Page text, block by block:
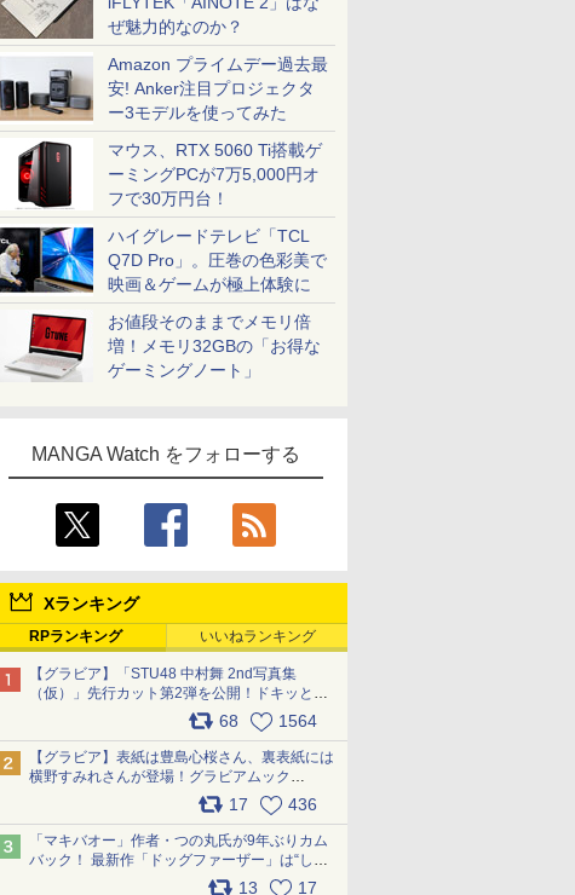
ぜ魅力的なのか？
Amazon プライムデー過去最
安! Anker注目プロジェクタ
ー3モデルを使ってみた
マウス、RTX 5060 Ti搭載ゲ
ーミングPCが7万5,000円オ
フで30万円台！
ハイグレードテレビ「TCL
Q7D Pro」。圧巻の色彩美で
映画＆ゲームが極上体験に
お値段そのままでメモリ倍
増！メモリ32GBの「お得な
ゲーミングノート」
MANGA Watch をフォローする
Xランキング
RPランキング いいねランキング
【グラビア】「STU48 中村舞 2nd写真集
（仮）」先行カット第2弾を公開！ドキッとす
るランジェリーカットなど新たな挑戦
68 1564
【グラビア】表紙は豊島心桜さん、裏表紙には
横野すみれさんが登場！グラビアムック
「PARADE」2026夏号が本日発売
17 436
「マキバオー」作者・つの丸氏が9年ぶりカム
バック！ 最新作「ドッグファーザー」は“しゃ
べらない動物”とのリアルな暮らしを描く 「も
13 17